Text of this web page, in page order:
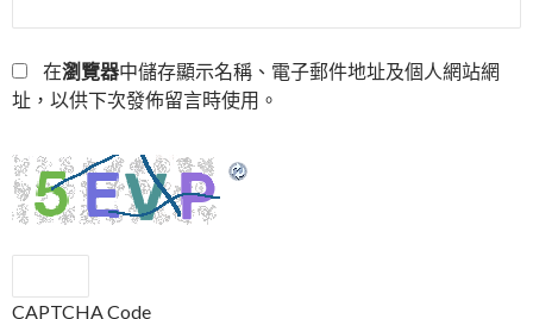
在瀏覽器中儲存顯示名稱、電子郵件地址及個人網站網
址，以供下次發佈留言時使用。
CAPTCHA Code